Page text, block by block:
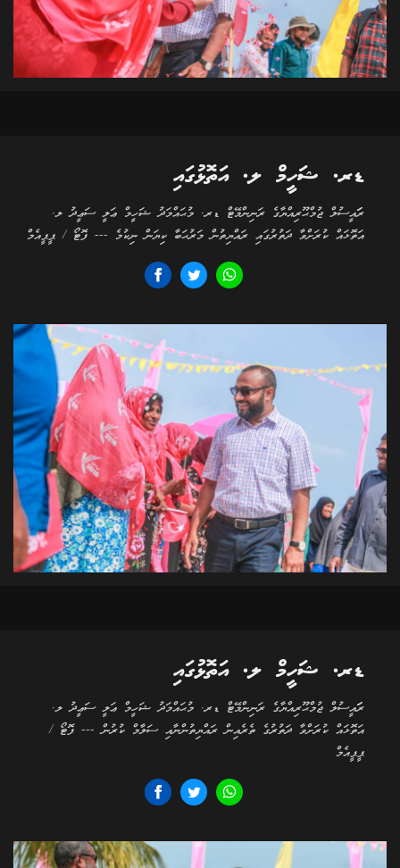
ޑރ. ޝަހީމް ލ. އަތޮޅުގައި
ރަަައީސުލް ޖުމްޙޫރިއްޔާގެ ރަނިންމޭޓް ޑރ. މުޙައްމަދު ޝަހީމް ޢަލީ ސަޢީދު ލ.
އަތޮޅައް ކުރަށްވާ ދަތުރުގައި ރައްޔިތުން މަރުޙަބާ ކިޔަން ނިކުމެ --- ފޮޓޯ / ޕީޕީއެމް
ޑރ. ޝަހީމް ލ. އަތޮޅުގައި
ރަަައީސުލް ޖުމްޙޫރިއްޔާގެ ރަނިންމޭޓް ޑރ. މުޙައްމަދު ޝަހީމް ޢަލީ ސަޢީދު ލ.
އަތޮޅައް ކުރަށްވާ ދަތުރުގެ ތެރެއިން ރައްޔިތުންނާއި ސަލާމް ކުރުން --- ފޮޓޯ /
ޕީޕީއެމް